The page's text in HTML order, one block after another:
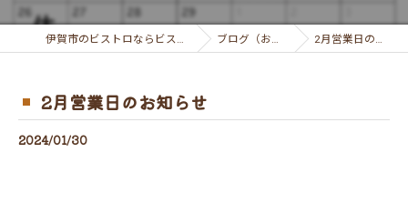
伊賀市のビストロならビストロ マルシェ ブログ（お知らせ） 2月営業日のお知らせ
2月営業日のお知らせ
2024/01/30